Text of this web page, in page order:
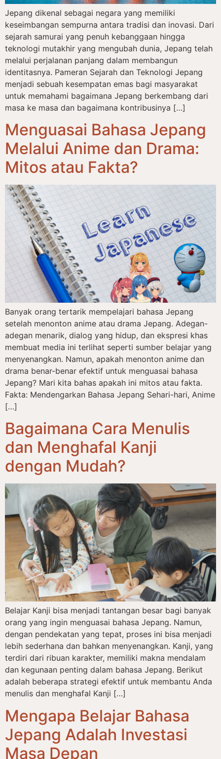
Jepang dikenal sebagai negara yang memiliki
keseimbangan sempurna antara tradisi dan inovasi. Dari
sejarah samurai yang penuh kebanggaan hingga
teknologi mutakhir yang mengubah dunia, Jepang telah
melalui perjalanan panjang dalam membangun
identitasnya. Pameran Sejarah dan Teknologi Jepang
menjadi sebuah kesempatan emas bagi masyarakat
untuk memahami bagaimana Jepang berkembang dari
masa ke masa dan bagaimana kontribusinya […]
Menguasai Bahasa Jepang
Melalui Anime dan Drama:
Mitos atau Fakta?
Banyak orang tertarik mempelajari bahasa Jepang
setelah menonton anime atau drama Jepang. Adegan-
adegan menarik, dialog yang hidup, dan ekspresi khas
membuat media ini terlihat seperti sumber belajar yang
menyenangkan. Namun, apakah menonton anime dan
drama benar-benar efektif untuk menguasai bahasa
Jepang? Mari kita bahas apakah ini mitos atau fakta.
Fakta: Mendengarkan Bahasa Jepang Sehari-hari, Anime
[…]
Bagaimana Cara Menulis
dan Menghafal Kanji
dengan Mudah?
Belajar Kanji bisa menjadi tantangan besar bagi banyak
orang yang ingin menguasai bahasa Jepang. Namun,
dengan pendekatan yang tepat, proses ini bisa menjadi
lebih sederhana dan bahkan menyenangkan. Kanji, yang
terdiri dari ribuan karakter, memiliki makna mendalam
dan kegunaan penting dalam bahasa Jepang. Berikut
adalah beberapa strategi efektif untuk membantu Anda
menulis dan menghafal Kanji […]
Mengapa Belajar Bahasa
Jepang Adalah Investasi
Masa Depan